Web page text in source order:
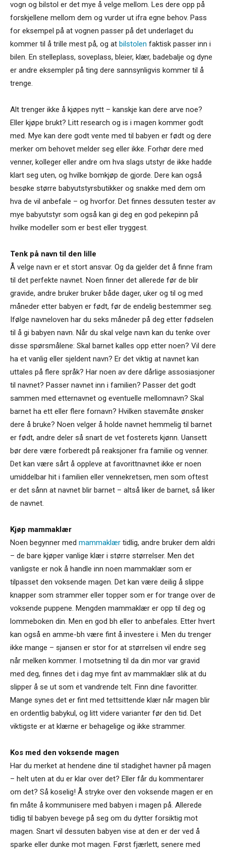
vogn og bilstol er det mye å velge mellom. Les dere opp på
forskjellene mellom dem og vurder ut ifra egne behov. Pass
for eksempel på at vognen passer på det underlaget du
kommer til å trille mest på, og at bilstolen faktisk passer inn i
bilen. En stelleplass, soveplass, bleier, klær, badebalje og dyne
er andre eksempler på ting dere sannsynligvis kommer til å
trenge.
Alt trenger ikke å kjøpes nytt – kanskje kan dere arve noe?
Eller kjøpe brukt? Litt research og is i magen kommer godt
med. Mye kan dere godt vente med til babyen er født og dere
merker om behovet melder seg eller ikke. Forhør dere med
venner, kolleger eller andre om hva slags utstyr de ikke hadde
klart seg uten, og hvilke bomkjøp de gjorde. Dere kan også
besøke større babyutstyrsbutikker og snakke med dem om
hva de vil anbefale – og hvorfor. Det finnes dessuten tester av
mye babyutstyr som også kan gi deg en god pekepinn på
hvilke modeller som er best eller tryggest.
Tenk på navn til den lille
Å velge navn er et stort ansvar. Og da gjelder det å finne fram
til det perfekte navnet. Noen finner det allerede før de blir
gravide, andre bruker bruker både dager, uker og til og med
måneder etter babyen er født, før de endelig bestemmer seg.
Ifølge navneloven har du seks måneder på deg etter fødselen
til å gi babyen navn. Når du skal velge navn kan du tenke over
disse spørsmålene: Skal barnet kalles opp etter noen? Vil dere
ha et vanlig eller sjeldent navn? Er det viktig at navnet kan
uttales på flere språk? Har noen av dere dårlige assosiasjoner
til navnet? Passer navnet inn i familien? Passer det godt
sammen med etternavnet og eventuelle mellomnavn? Skal
barnet ha ett eller flere fornavn? Hvilken stavemåte ønsker
dere å bruke? Noen velger å holde navnet hemmelig til barnet
er født, andre deler så snart de vet fosterets kjønn. Uansett
bør dere være forberedt på reaksjoner fra familie og venner.
Det kan være sårt å oppleve at favorittnavnet ikke er noen
umiddelbar hit i familien eller vennekretsen, men som oftest
er det sånn at navnet blir barnet – altså liker de barnet, så liker
de navnet.
Kjøp mammaklær
Noen begynner med mammaklær tidlig, andre bruker dem aldri
– de bare kjøper vanlige klær i større størrelser. Men det
vanligste er nok å handle inn noen mammaklær som er
tilpasset den voksende magen. Det kan være deilig å slippe
knapper som strammer eller topper som er for trange over de
voksende puppene. Mengden mammaklær er opp til deg og
lommeboken din. Men en god bh eller to anbefales. Etter hvert
kan også en amme-bh være fint å investere i. Men du trenger
ikke mange – sjansen er stor for at størrelsen vil endre seg
når melken kommer. I motsetning til da din mor var gravid
med deg, finnes det i dag mye fint av mammaklær slik at du
slipper å se ut som et vandrende telt. Finn dine favoritter.
Mange synes det er fint med tettsittende klær når magen blir
en ordentlig babykul, og litt videre varianter før den tid. Det
viktigste er at klærne er behagelige og ikke strammer.
Kos med den voksende magen
Har du merket at hendene dine til stadighet havner på magen
– helt uten at du er klar over det? Eller får du kommentarer
om det? Så koselig! Å stryke over den voksende magen er en
fin måte å kommunisere med babyen i magen på. Allerede
tidlig til babyen bevege på seg om du dytter forsiktig mot
magen. Snart vil dessuten babyen vise at den er der ved å
sparke eller dunke mot magen. Først fjærlett, senere med